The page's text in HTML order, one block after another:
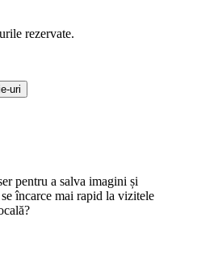
rezervate.
uri
pentru a salva imagini și
încarce mai rapid la vizitele